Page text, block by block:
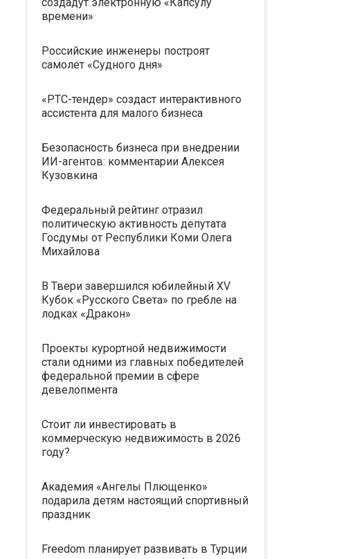
времени»
Российские инженеры построят
самолет «Судного дня»
«РТС-тендер» создаст интерактивного
ассистента для малого бизнеса
Безопасность бизнеса при внедрении
ИИ-агентов: комментарии Алексея
Кузовкина
Федеральный рейтинг отразил
политическую активность депутата
Госдумы от Республики Коми Олега
Михайлова
В Твери завершился юбилейный XV
Кубок «Русского Света» по гребле на
лодках «Дракон»
Проекты курортной недвижимости
стали одними из главных победителей
федеральной премии в сфере
девелопмента
Стоит ли инвестировать в
коммерческую недвижимость в 2026
году?
Академия «Ангелы Плющенко»
подарила детям настоящий спортивный
праздник
Freedom планирует развивать в Турции